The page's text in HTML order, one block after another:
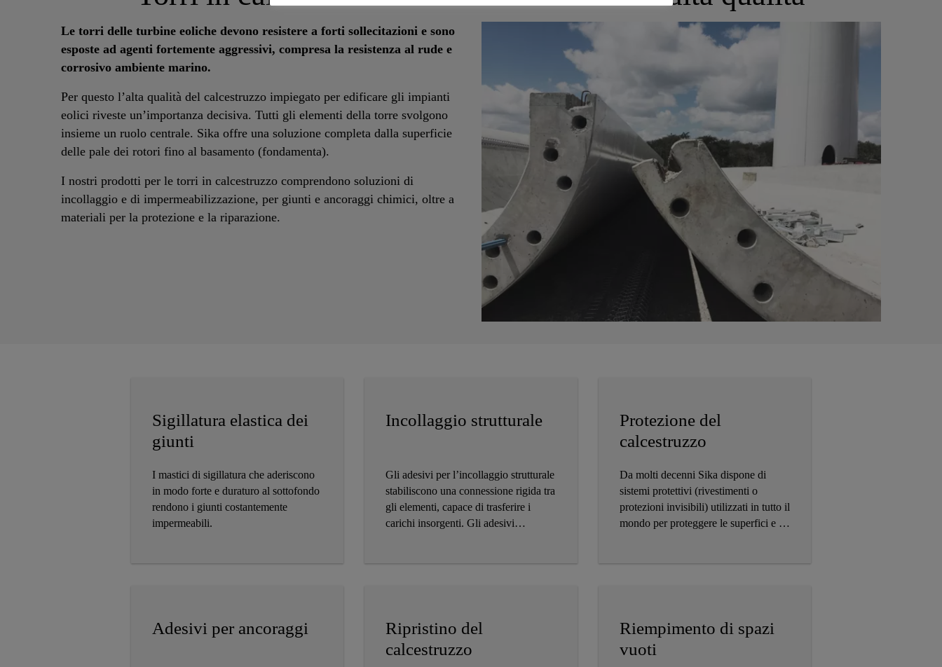
Le torri delle turbine eoliche devono resistere a forti sollecitazioni e sono
esposte ad agenti fortemente aggressivi, compresa la resistenza al rude e
corrosivo ambiente marino.
Per questo l’alta qualità del calcestruzzo impiegato per edificare gli impianti
eolici riveste un’importanza decisiva. Tutti gli elementi della torre svolgono
insieme un ruolo centrale. Sika offre una soluzione completa dalla superficie
delle pale dei rotori fino al basamento (fondamenta).
I nostri prodotti per le torri in calcestruzzo comprendono soluzioni di
incollaggio e di impermeabilizzazione, per giunti e ancoraggi chimici, oltre a
materiali per la protezione e la riparazione.
Sigillatura elastica dei
giunti
I mastici di sigillatura che aderiscono
in modo forte e duraturo al sottofondo
rendono i giunti costantemente
impermeabili.
Incollaggio strutturale
Gli adesivi per l’incollaggio strutturale
stabiliscono una connessione rigida tra
gli elementi, capace di trasferire i
carichi insorgenti. Gli adesivi
Protezione del
calcestruzzo
Da molti decenni Sika dispone di
sistemi protettivi (rivestimenti o
protezioni invisibili) utilizzati in tutto il
mondo per proteggere le superfici e le
Adesivi per ancoraggi
Ripristino del
calcestruzzo
Riempimento di spazi
vuoti